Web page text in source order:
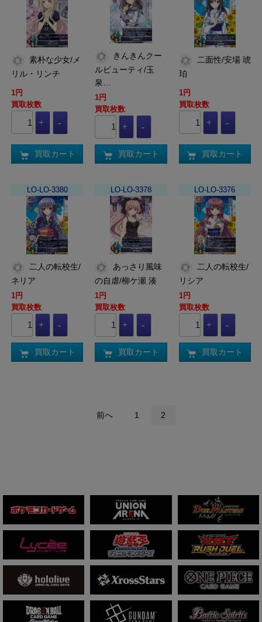
リル・リンチ
1円
買取枚数
買取カート
ルビューティ/玉
泉…
1円
買取枚数
買取カート
珀
1円
買取枚数
買取カート
LO-LO-3380
ネリア
1円
買取枚数
買取カート
LO-LO-3378
の自虐/柳ケ瀬 湊
1円
買取枚数
買取カート
LO-LO-3376
リシア
1円
買取枚数
買取カート
前へ 1 2